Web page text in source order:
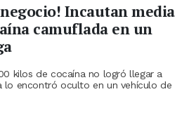
Incautan media
camuflada en un
kilos de cocaína no logró llegar a
lo encontró oculto en un vehículo de